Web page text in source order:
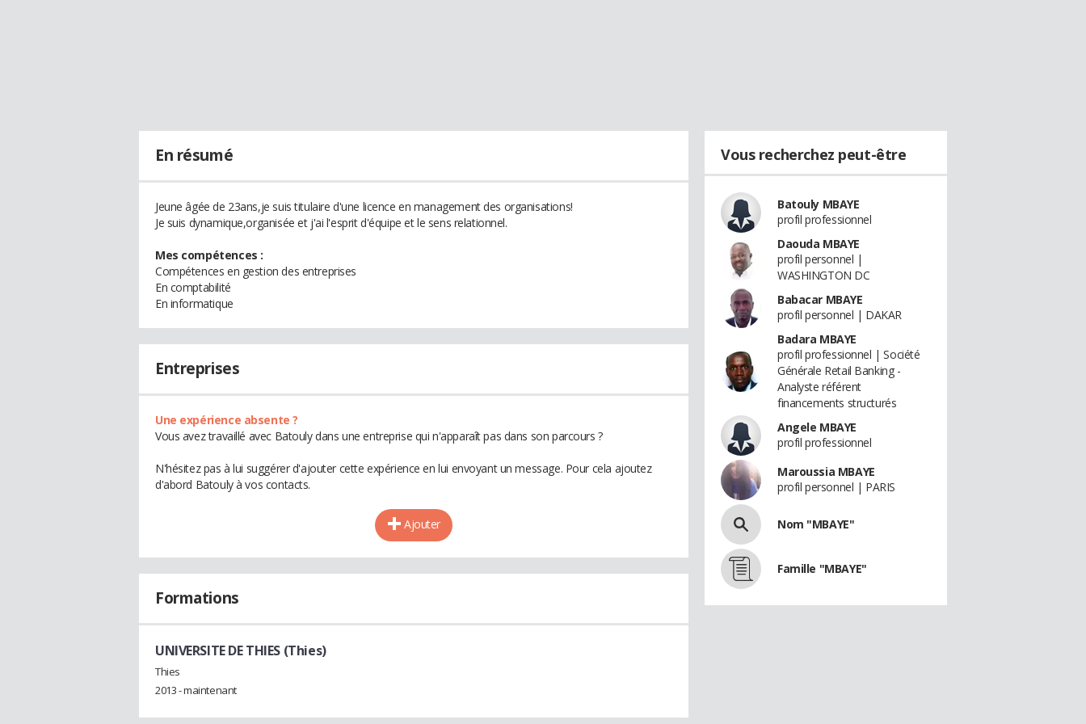
En résumé
Jeune âgée de 23ans,je suis titulaire d'une licence en management des organisations!
Je suis dynamique,organisée et j'ai l'esprit d'équipe et le sens relationnel.
Mes compétences :
Compétences en gestion des entreprises
En comptabilité
En informatique
Entreprises
Une expérience absente ?
Vous avez travaillé avec Batouly dans une entreprise qui n'apparaît pas dans son parcours ?
N'hésitez pas à lui suggérer d'ajouter cette expérience en lui envoyant un message. Pour cela ajoutez
d'abord Batouly à vos contacts.
Ajouter
Formations
UNIVERSITE DE THIES (Thies)
Thies
2013 - maintenant
Vous recherchez peut-être
Batouly MBAYE
profil professionnel
Daouda MBAYE
profil personnel |
WASHINGTON DC
Babacar MBAYE
profil personnel | DAKAR
Badara MBAYE
profil professionnel | Société
Générale Retail Banking -
Analyste référent
financements structurés
Angele MBAYE
profil professionnel
Maroussia MBAYE
profil personnel | PARIS
Nom "MBAYE"
Famille "MBAYE"